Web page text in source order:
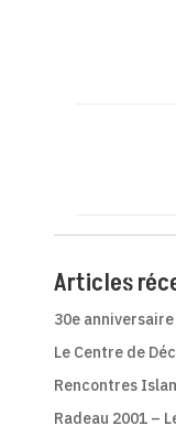
Articles
30e
Le Centre de
Rencontres
Radeau 2001 –